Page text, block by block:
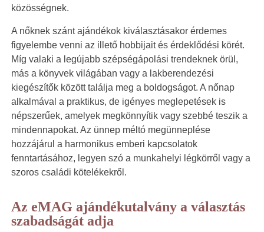
közösségnek.
A nőknek szánt ajándékok kiválasztásakor érdemes
figyelembe venni az illető hobbijait és érdeklődési körét.
Míg valaki a legújabb szépségápolási trendeknek örül,
más a könyvek világában vagy a lakberendezési
kiegészítők között találja meg a boldogságot. A nőnap
alkalmával a praktikus, de igényes meglepetések is
népszerűek, amelyek megkönnyítik vagy szebbé teszik a
mindennapokat. Az ünnep méltó megünneplése
hozzájárul a harmonikus emberi kapcsolatok
fenntartásához, legyen szó a munkahelyi légkörről vagy a
szoros családi kötelékekről.
Az eMAG ajándékutalvány a választás
szabadságát adja